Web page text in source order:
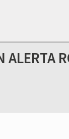
ALERTA